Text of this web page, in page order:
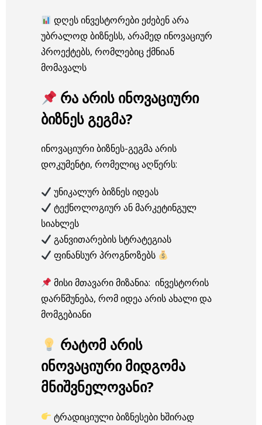
დღეს ინვესტორები ეძებენ არა
უბრალოდ ბიზნესს, არამედ ინოვაციურ
პროექტებს, რომლებიც ქმნიან
მომავალს
რა არის ინოვაციური
ბიზნეს გეგმა?
ინოვაციური ბიზნეს-გეგმა არის
დოკუმენტი, რომელიც აღწერს:
უნიკალურ ბიზნეს იდეას
ტექნოლოგიურ ან მარკეტინგულ
სიახლეს
განვითარების სტრატეგიას
ფინანსურ პროგნოზებს
მისი მთავარი მიზანია: ინვესტორის
დარწმუნება, რომ იდეა არის ახალი და
მომგებიანი
რატომ არის
ინოვაციური მიდგომა
მნიშვნელოვანი?
ტრადიციული ბიზნესები ხშირად